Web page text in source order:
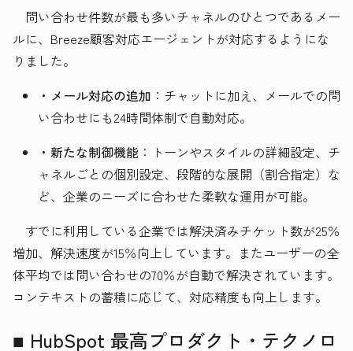
問い合わせ件数が最も多いチャネルのひとつであるメー
ルに、Breeze顧客対応エージェントが対応するようにな
りました。
・メール対応の追加 ：チャットに加え、メールでの問
い合わせにも24時間体制で自動対応。
・新たな制御機能 ：トーンやスタイルの詳細設定、チ
ャネルごとの個別設定、段階的な展開（割合指定）な
ど、企業のニーズに合わせた柔軟な運用が可能。
すでに利用している企業では解決済みチケット数が25％
増加、解決速度が15％向上しています。またユーザーの全
体平均では問い合わせの70％が自動で解決されています。
コンテキストの蓄積に応じて、対応精度も向上します。
■ HubSpot 最高プロダクト・テクノロ